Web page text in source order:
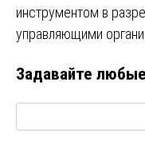
инструментом в
управляющими
Задавайте